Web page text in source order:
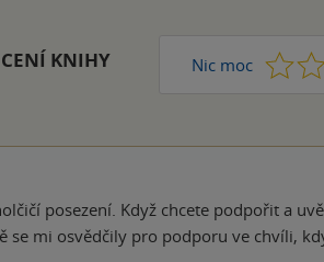
KNIHY Nic moc 1 2 3
posezení. Když chcete podpořit a
se mi osvědčily pro podporu ve chvíli,